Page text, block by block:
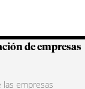
de empresas